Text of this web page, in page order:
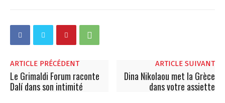
ARTICLE PRÉCÉDENT
Le Grimaldi Forum raconte
Dalí dans son intimité
ARTICLE SUIVANT
Dina Nikolaou met la Grèce
dans votre assiette